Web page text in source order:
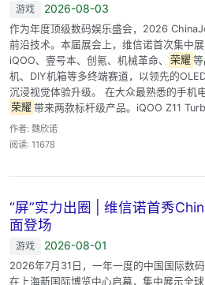
游戏 2026-08-03
作为年度顶级数码娱乐盛会，2026
前沿技术。本届展会上，维信诺首次集中
iQOO、壹号本、创氪、机械革命、
荣耀
机、DIY机箱等多终端赛道，以领先的
沉浸视觉体验升级。 在大众最熟悉的手机
荣耀 带来两款标杆级产品。iQOO Z11
作者: 魏欣诺
阅读: 11678
“屏”实力出圈 | 维信诺首秀
面登场
游戏 2026-08-01
2026年7月31日，一年一度的中国国际数
在上海新国际博览中心启幕，集中展示全